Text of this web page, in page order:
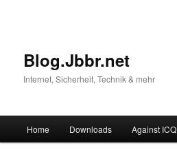
Blog.Jbbr.net
Internet, Sicherheit, Technik & mehr
Zum
Zum
Home Downloads Against ICQ